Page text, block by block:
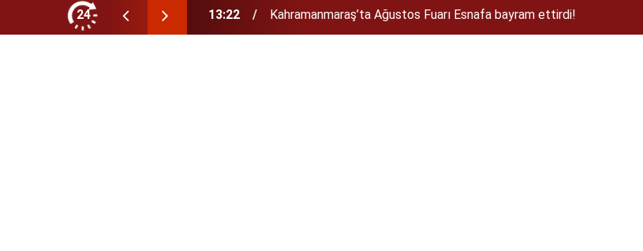
24 13:17 Kahramanmaraş’ta Dulkadiroğlu Kırsalına 45 Milyonluk Yol Yatırımı!